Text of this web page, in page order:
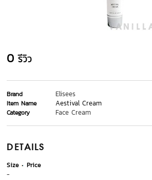
0 รีวิว
Brand Elisees
Item Name Aestival Cream
Category Face Cream
DETAILS
Size
Price
-